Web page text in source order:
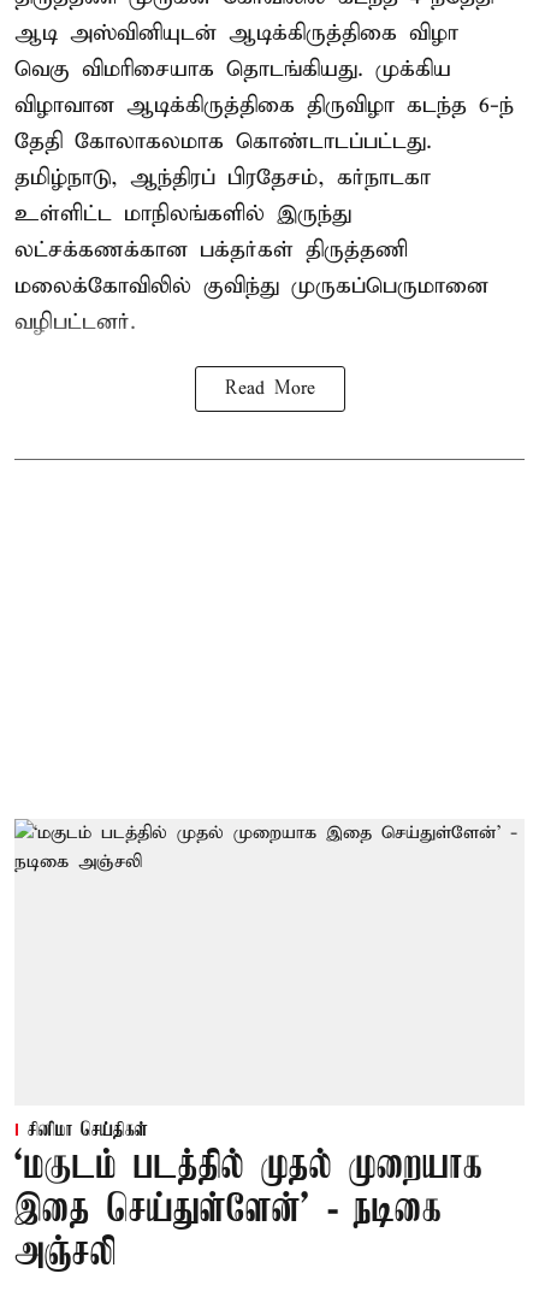
ஆடி அஸ்வினியுடன் ஆடிக்கிருத்திகை விழா
வெகு விமரிசையாக தொடங்கியது. முக்கிய
விழாவான ஆடிக்கிருத்திகை திருவிழா கடந்த 6-ந்
தேதி கோலாகலமாக கொண்டாடப்பட்டது.
தமிழ்நாடு, ஆந்திரப் பிரதேசம், கர்நாடகா
உள்ளிட்ட மாநிலங்களில் இருந்து
லட்சக்கணக்கான பக்தர்கள் திருத்தணி
மலைக்கோவிலில் குவிந்து முருகப்பெருமானை
வழிபட்டனர்.
Read More
சினிமா செய்திகள்
‘மகுடம் படத்தில் முதல் முறையாக
இதை செய்துள்ளேன்’ - நடிகை
அஞ்சலி